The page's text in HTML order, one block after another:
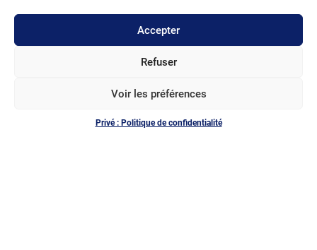
Accepter
Refuser
Voir les préférences
Privé : Politique de confidentialité
ISPB - Faculté de Pharmacie
8 Avenue Rockefeller, 69373 Lyon Cedex 08
Lundi, mardi et jeudi : 8h à 12h30 et 13h30 à 16h
Vendredi : 8h à 12h30